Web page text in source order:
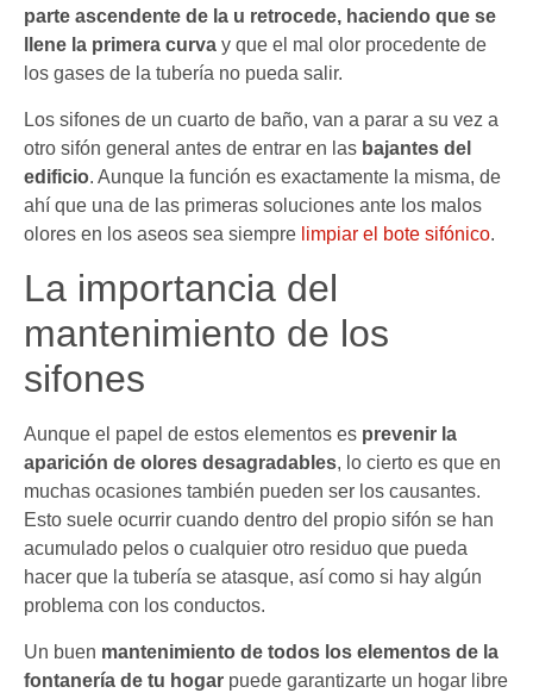
parte ascendente de la u retrocede, haciendo que se
llene la primera curva y que el mal olor procedente de
los gases de la tubería no pueda salir.
Los sifones de un cuarto de baño, van a parar a su vez a
otro sifón general antes de entrar en las bajantes del
edificio. Aunque la función es exactamente la misma, de
ahí que una de las primeras soluciones ante los malos
olores en los aseos sea siempre limpiar el bote sifónico.
La importancia del
mantenimiento de los
sifones
Aunque el papel de estos elementos es prevenir la
aparición de olores desagradables, lo cierto es que en
muchas ocasiones también pueden ser los causantes.
Esto suele ocurrir cuando dentro del propio sifón se han
acumulado pelos o cualquier otro residuo que pueda
hacer que la tubería se atasque, así como si hay algún
problema con los conductos.
Un buen mantenimiento de todos los elementos de la
fontanería de tu hogar puede garantizarte un hogar libre